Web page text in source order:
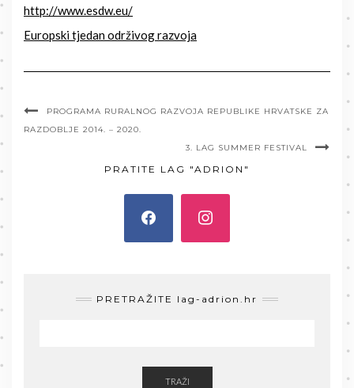
http://www.esdw.eu/
Europski tjedan održivog razvoja
PROGRAMA RURALNOG RAZVOJA REPUBLIKE HRVATSKE ZA
RAZDOBLJE 2014. – 2020.
3. LAG SUMMER FESTIVAL
PRATITE LAG "ADRION"
PRETRAŽITE lag-adrion.hr
TRAŽI